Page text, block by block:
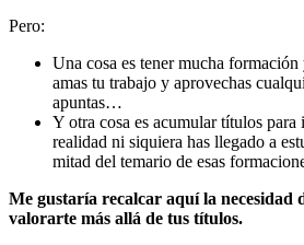
Pero:
Una cosa es tener mucha
amas tu trabajo y aprovechas
apuntas…
Y otra cosa es acumular títulos para
realidad ni siquiera has llegado a
mitad del temario de esas
Me gustaría recalcar aquí la necesidad
valorarte más allá de tus títulos.